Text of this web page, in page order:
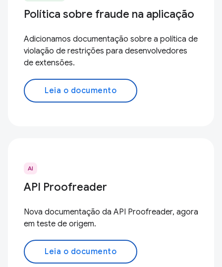
Política sobre fraude na aplicação
Adicionamos documentação sobre a política de
violação de restrições para desenvolvedores
de extensões.
Leia o documento
AI
API Proofreader
Nova documentação da API Proofreader, agora
em teste de origem.
Leia o documento